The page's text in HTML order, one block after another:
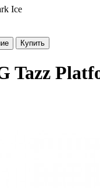
Ice
Купить
Tazz